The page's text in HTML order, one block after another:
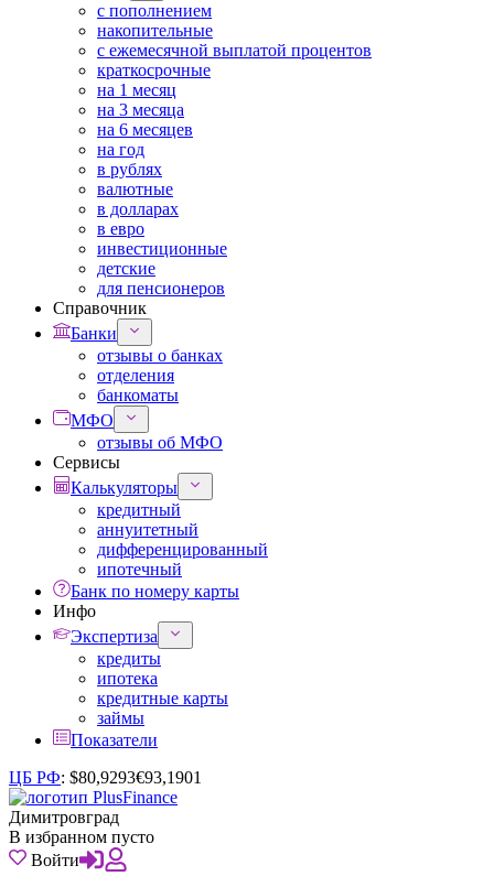
с пополнением
накопительные
с ежемесячной выплатой процентов
краткосрочные
на 1 месяц
на 3 месяца
на 6 месяцев
на год
в рублях
валютные
в долларах
в евро
инвестиционные
детские
для пенсионеров
Справочник
Банки
отзывы о банках
отделения
банкоматы
МФО
отзывы об МФО
Сервисы
Калькуляторы
кредитный
аннуитетный
дифференцированный
ипотечный
Банк по номеру карты
Инфо
Экспертиза
кредиты
ипотека
кредитные карты
займы
Показатели
ЦБ РФ: $80,9293€93,1901
Димитровград
В избранном пусто
Войти